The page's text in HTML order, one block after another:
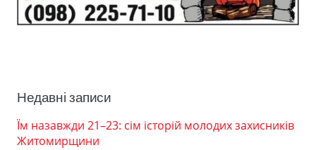
Недавні записи
Їм назавжди 21–23: сім історій молодих захисників
Житомирщини